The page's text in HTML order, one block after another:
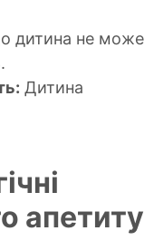
дитина не може
Дитина
апетиту